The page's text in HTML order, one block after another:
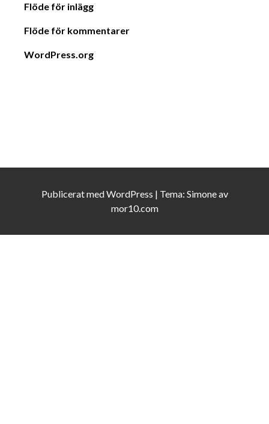
Flöde för inlägg
Flöde för kommentarer
WordPress.org
Publicerat medWordPress | Tema: Simoneav
mor10.com